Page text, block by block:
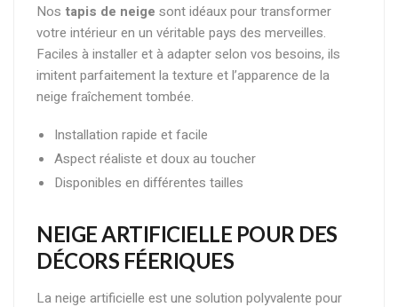
Nos tapis de neige sont idéaux pour transformer
votre intérieur en un véritable pays des merveilles.
Faciles à installer et à adapter selon vos besoins, ils
imitent parfaitement la texture et l’apparence de la
neige fraîchement tombée.
Installation rapide et facile
Aspect réaliste et doux au toucher
Disponibles en différentes tailles
NEIGE ARTIFICIELLE POUR DES
DÉCORS FÉERIQUES
La neige artificielle est une solution polyvalente pour